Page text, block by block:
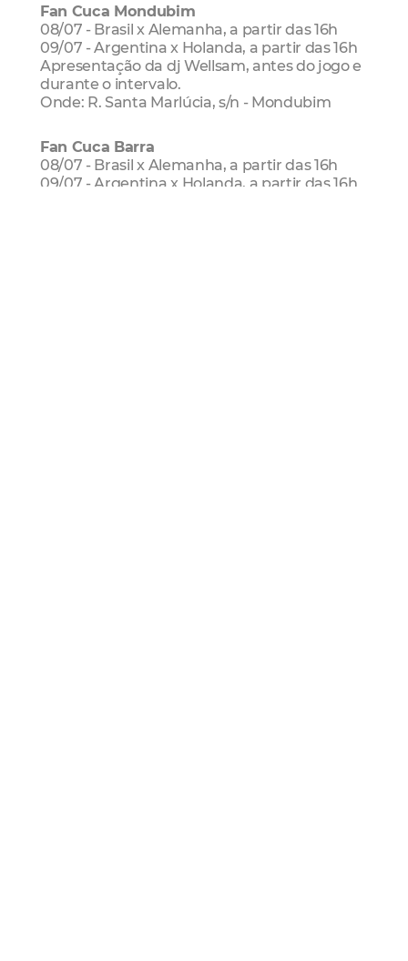
Fan Cuca Mondubim
08/07 - Brasil x Alemanha, a partir das 16h
09/07 - Argentina x Holanda, a partir das 16h
Apresentação da dj Wellsam, antes do jogo e
durante o intervalo.
Onde: R. Santa Marlúcia, s/n - Mondubim
Fan Cuca Barra
08/07 - Brasil x Alemanha, a partir das 16h
09/07 - Argentina x Holanda, a partir das 16h